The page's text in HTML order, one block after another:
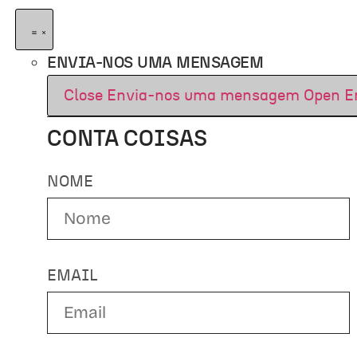
ENVIA-NOS UMA MENSAGEM
Close Envia-nos uma mensagem Open
CONTA COISAS
NOME
EMAIL